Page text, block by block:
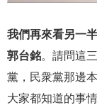
我們再來看另一
郭台銘。請問這
黨，民衆黨那邊
大家都知道的事